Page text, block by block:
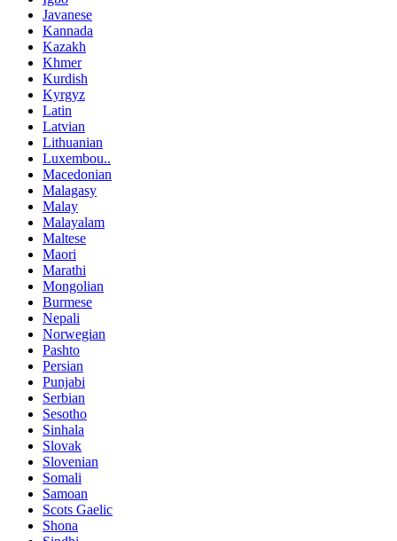
Javanese
Kannada
Kazakh
Khmer
Kurdish
Kyrgyz
Latin
Latvian
Lithuanian
Luxembou..
Macedonian
Malagasy
Malay
Malayalam
Maltese
Maori
Marathi
Mongolian
Burmese
Nepali
Norwegian
Pashto
Persian
Punjabi
Serbian
Sesotho
Sinhala
Slovak
Slovenian
Somali
Samoan
Scots Gaelic
Shona